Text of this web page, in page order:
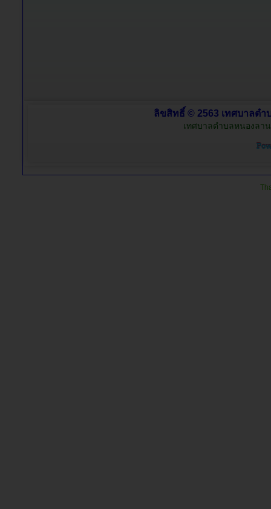
ลิขสิทธิ์ © 2563 เทศบาลต
เทศบาลตำบลหนองลา